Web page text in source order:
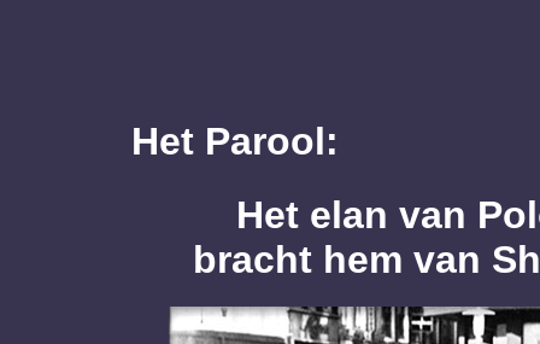
Het Parool:
Het elan van
bracht hem van